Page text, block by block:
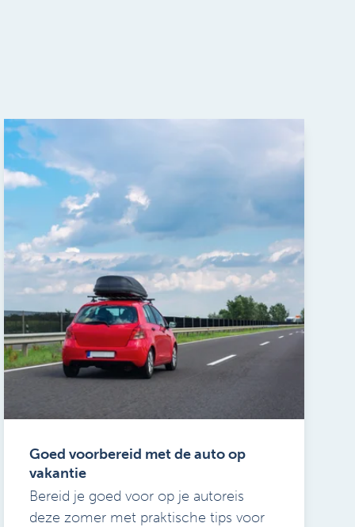
Goed voorbereid met de auto op
vakantie
Bereid je goed voor op je autoreis
deze zomer met praktische tips voor